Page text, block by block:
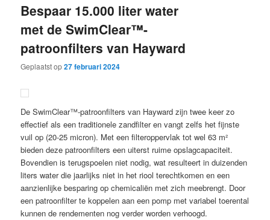
Bespaar 15.000 liter water
met de SwimClear™-
patroonfilters van Hayward
Geplaatst op27 februari 2024
De SwimClear™-patroonfilters van Hayward zijn twee keer zo
effectief als een traditionele zandfilter en vangt zelfs het fijnste
vuil op (20-25 micron). Met een filteroppervlak tot wel 63 m²
bieden deze patroonfilters een uiterst ruime opslagcapaciteit.
Bovendien is terugspoelen niet nodig, wat resulteert in duizenden
liters water die jaarlijks niet in het riool terechtkomen en een
aanzienlijke besparing op chemicaliën met zich meebrengt. Door
een patroonfilter te koppelen aan een pomp met variabel toerental
kunnen de rendementen nog verder worden verhoogd.